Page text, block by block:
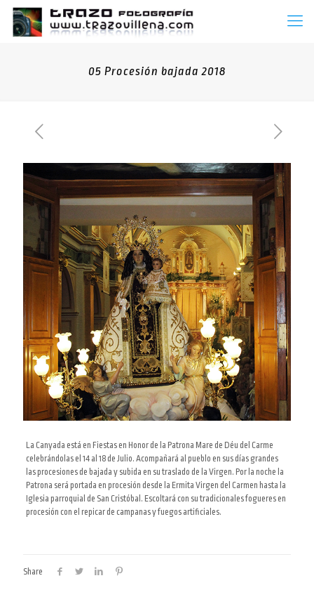
05 Procesión bajada 2018
La Canyada está en Fiestas en Honor de la Patrona Mare de Déu del Carme
celebrándolas el 14 al 18 de Julio. Acompañará al pueblo en sus días grandes
las procesiones de bajada y subida en su traslado de la Virgen. Por la noche la
Patrona será portada en procesión desde la Ermita Virgen del Carmen hasta la
Iglesia parroquial de San Cristóbal . Escoltará con su tradicionales fogueres en
procesión con el repicar de campanas y fuegos artificiales.
Share